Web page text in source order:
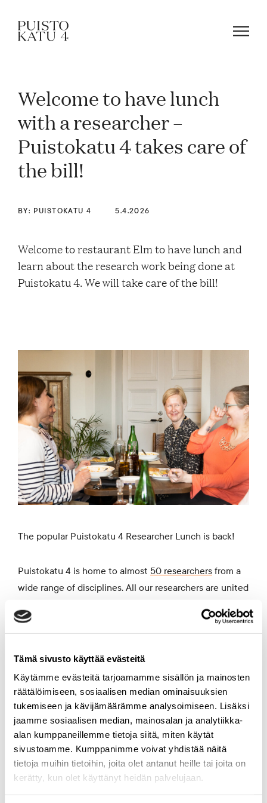
Tämä sivusto käyttää evästeitä
Käytämme evästeitä tarjoamamme sisällön ja mainosten
räätälöimiseen, sosiaalisen median ominaisuuksien
tukemiseen ja kävijämäärämme analysoimiseen. Lisäksi
jaamme sosiaalisen median, mainosalan ja analytiikka-
alan kumppaneillemme tietoja siitä, miten käytät
sivustoamme. Kumppanimme voivat yhdistää näitä
tietoja muihin tietoihin, joita olet antanut heille tai joita on
kerätty, kun olet käyttänyt heidän palvelujaan.
About
Our community
Contacts
FAQ
FI SV SME
Welcome to have lunch
with a researcher –
Puistokatu 4 takes care of
the bill!
BY: PUISTOKATU 4 5.4.2026
Welcome to restaurant Elm to have lunch and
learn about the research work being done at
Puistokatu 4. We will take care of the bill!
The popular Puistokatu 4 Researcher Lunch is back!
Puistokatu 4 is home to almost 50 researchers from a
wide range of disciplines. All our researchers are united
researchers over lunch in the picturesque setting of
Restaurant Elm. Instructions for registration below.
Instructions
Send a lunch request directly to the researcher’s
email (and cc: Executive Director of Puistokatu 4
Minttu Jaakkola, minttu@puistokatu4.com). You can
invite both our active members and alumni for lunch.